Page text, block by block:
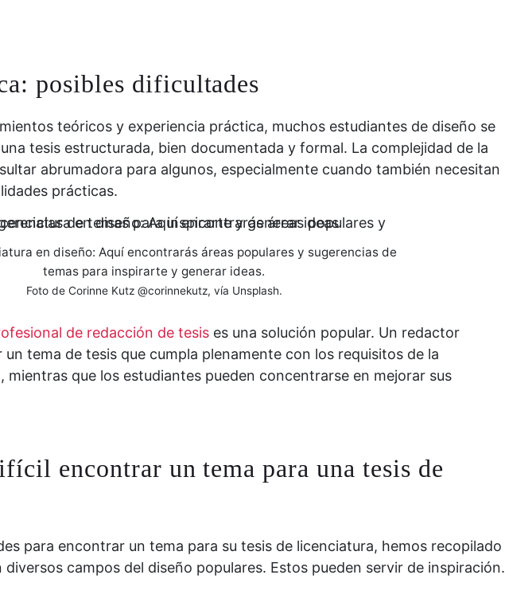
posibles dificultades
teóricos y experiencia práctica, muchos estudiantes de diseño se
tesis estructurada, bien documentada y formal. La complejidad de la
abrumadora para algunos, especialmente cuando también necesitan
prácticas.
en diseño: Aquí encontrarás áreas populares y sugerencias de
temas para inspirarte y generar ideas.
Foto de Corinne Kutz @corinnekutz, vía Unsplash.
de redacción de tesis es una solución popular. Un redactor
tema de tesis que cumpla plenamente con los requisitos de la
mientras que los estudiantes pueden concentrarse en mejorar sus
encontrar un tema para una tesis de
para encontrar un tema para su tesis de licenciatura, hemos recopilado
diversos campos del diseño populares. Estos pueden servir de inspiración.